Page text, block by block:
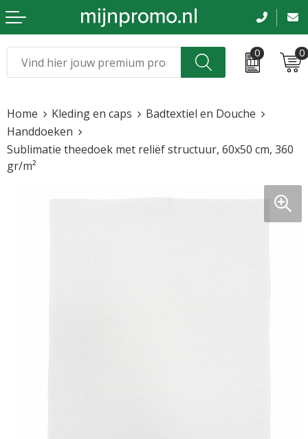
0 0
Kleding & caps
Sportkleding
Sinterklaas
Voetbal, EK en WK
Home Kleding en caps
Badtextiel en Douche
Handdoeken
Sublimatie theedoek met reliëf structuur, 60x50 cm, 360
gr/m²